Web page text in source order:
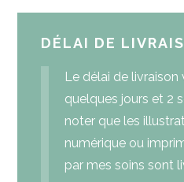
DÉLAI DE
Le délai de livraison
quelques jours et 2
noter que les
numérique ou
par mes soins sont